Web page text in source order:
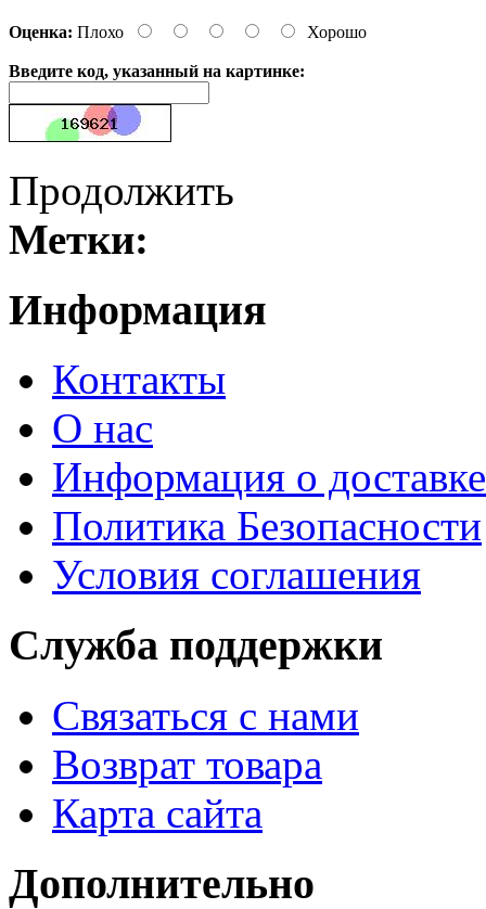
Оценка: Плохо Хорошо
Введите код, указанный на картинке:
Продолжить
Метки:
Информация
Контакты
О нас
Информация о доставке
Политика Безопасности
Условия соглашения
Служба поддержки
Связаться с нами
Возврат товара
Карта сайта
Дополнительно